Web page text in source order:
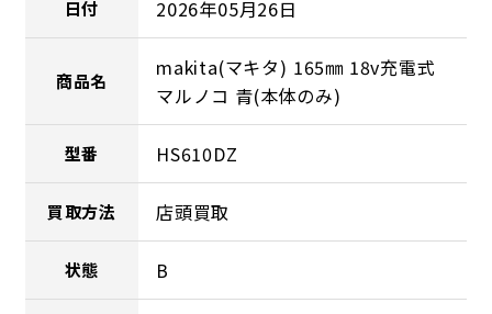
日付 2026年05月26日
商品名
makita(マキタ) 165㎜ 18v充電式
マルノコ 青(本体のみ)
型番 HS610DZ
買取方法 店頭買取
状態 B